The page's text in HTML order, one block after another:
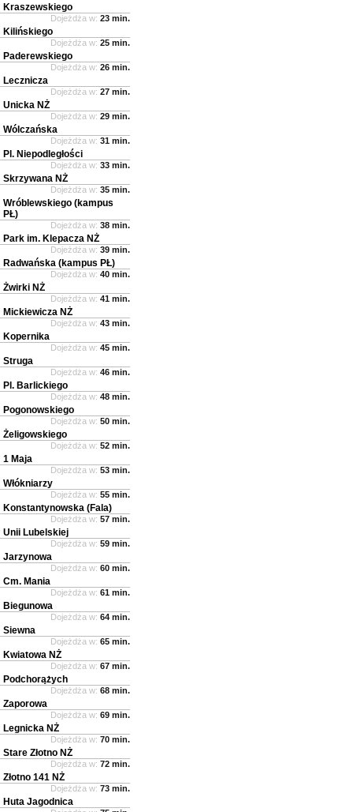
Kraszewskiego
Dojeżdża w: 23 min.
Kilińskiego
Dojeżdża w: 25 min.
Paderewskiego
Dojeżdża w: 26 min.
Lecznicza
Dojeżdża w: 27 min.
Unicka NŻ
Dojeżdża w: 29 min.
Wólczańska
Dojeżdża w: 31 min.
Pl. Niepodległości
Dojeżdża w: 33 min.
Skrzywana NŻ
Dojeżdża w: 35 min.
Wróblewskiego (kampus
PŁ)
Dojeżdża w: 38 min.
Park im. Klepacza NŻ
Dojeżdża w: 39 min.
Radwańska (kampus PŁ)
Dojeżdża w: 40 min.
Żwirki NŻ
Dojeżdża w: 41 min.
Mickiewicza NŻ
Dojeżdża w: 43 min.
Kopernika
Dojeżdża w: 45 min.
Struga
Dojeżdża w: 46 min.
Pl. Barlickiego
Dojeżdża w: 48 min.
Pogonowskiego
Dojeżdża w: 50 min.
Żeligowskiego
Dojeżdża w: 52 min.
1 Maja
Dojeżdża w: 53 min.
Włókniarzy
Dojeżdża w: 55 min.
Konstantynowska (Fala)
Dojeżdża w: 57 min.
Unii Lubelskiej
Dojeżdża w: 59 min.
Jarzynowa
Dojeżdża w: 60 min.
Cm. Mania
Dojeżdża w: 61 min.
Biegunowa
Dojeżdża w: 64 min.
Siewna
Dojeżdża w: 65 min.
Kwiatowa NŻ
Dojeżdża w: 67 min.
Podchorążych
Dojeżdża w: 68 min.
Zaporowa
Dojeżdża w: 69 min.
Legnicka NŻ
Dojeżdża w: 70 min.
Stare Złotno NŻ
Dojeżdża w: 72 min.
Złotno 141 NŻ
Dojeżdża w: 73 min.
Huta Jagodnica